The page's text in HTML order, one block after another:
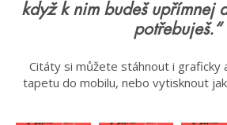
když k nim budeš upřímnej
potřebuješ.“
Citáty si můžete stáhnout i graficky
tapetu do mobilu, nebo vytisknout